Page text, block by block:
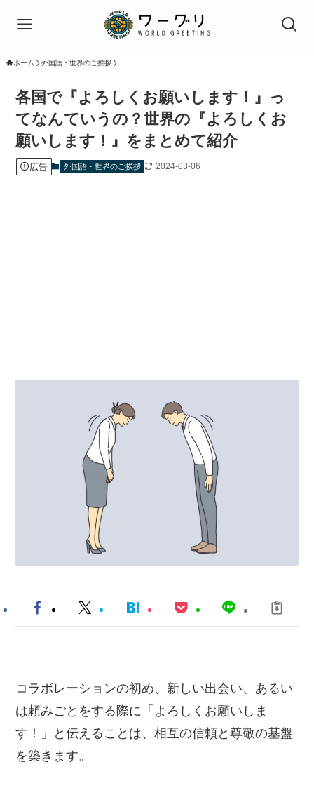
ホーム 外国語・世界のご挨拶
各国で『よろしくお願いします！』っ
てなんていうの？世界の『よろしくお
願いします！』をまとめて紹介
広告 外国語・世界のご挨拶 2024-03-06
コラボレーションの初め、新しい出会い、あるい
は頼みごとをする際に「よろしくお願いしま
す！」と伝えることは、相互の信頼と尊敬の基盤
を築きます。